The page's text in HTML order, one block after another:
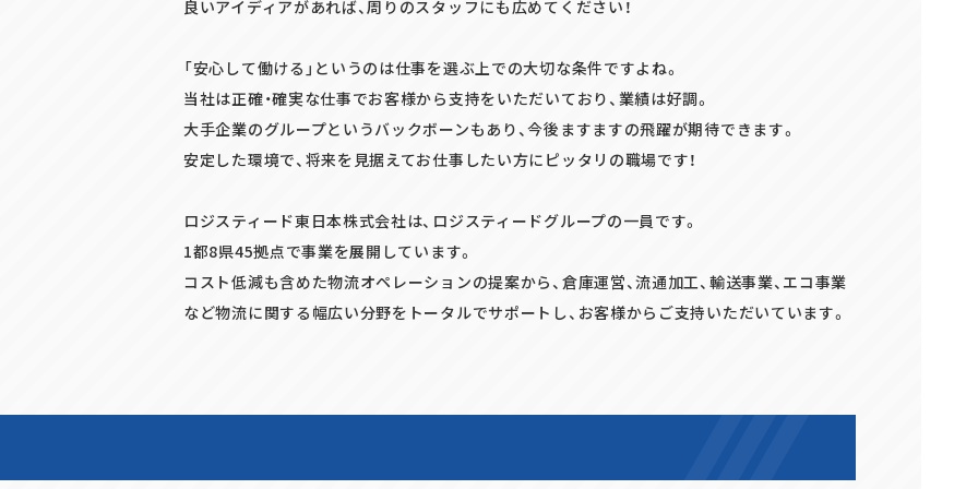
良いアイディアがあれば、周りのスタッフにも広めてください！
「安心して働ける」というのは仕事を選ぶ上での大切な条件ですよね。
当社は正確・確実な仕事でお客様から支持をいただいており、業績は好調。
大手企業のグループというバックボーンもあり、今後ますますの飛躍が期待できます。
安定した環境で、将来を見据えてお仕事したい方にピッタリの職場です！
ロジスティード東日本株式会社は、ロジスティードグループの一員です。
1都8県45拠点で事業を展開しています。
コスト低減も含めた物流オペレーションの提案から、倉庫運営、流通加工、輸送事業、エコ事業
など物流に関する幅広い分野をトータルでサポートし、お客様からご支持いただいています。